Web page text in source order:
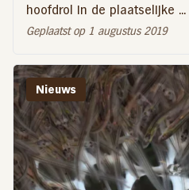
hoofdrol in de plaatselijke ...
Geplaatst op 1 augustus 2019
Nieuws